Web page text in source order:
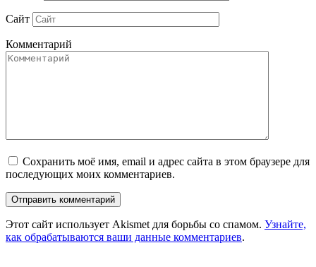
Сайт
Комментарий
Сохранить моё имя, email и адрес сайта в этом браузере для
последующих моих комментариев.
Этот сайт использует Akismet для борьбы со спамом. Узнайте,
как обрабатываются ваши данные комментариев.